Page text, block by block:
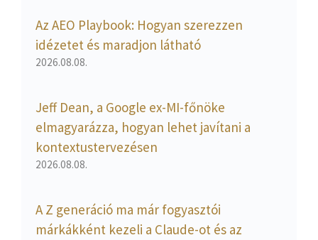
Az AEO Playbook: Hogyan szerezzen
idézetet és maradjon látható
2026.08.08.
Jeff Dean, a Google ex-MI-főnöke
elmagyarázza, hogyan lehet javítani a
kontextustervezésen
2026.08.08.
A Z generáció ma már fogyasztói
márkákként kezeli a Claude-ot és az